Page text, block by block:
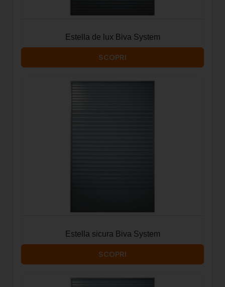
Estella de lux Biva System
SCOPRI
Estella sicura Biva System
SCOPRI